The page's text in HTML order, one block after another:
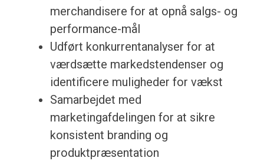
merchandisere for at opnå salgs- og
performance-mål
Udført konkurrentanalyser for at
værdsætte markedstendenser og
identificere muligheder for vækst
Samarbejdet med
marketingafdelingen for at sikre
konsistent branding og
produktpræsentation